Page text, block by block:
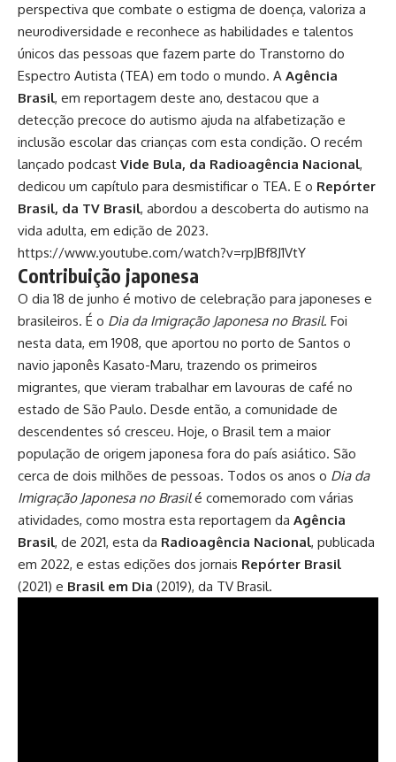
perspectiva que combate o estigma de doença, valoriza a
neurodiversidade e reconhece as habilidades e talentos
únicos das pessoas que fazem parte do Transtorno do
Espectro Autista (TEA) em todo o mundo. A Agência
Brasil, em reportagem deste ano, destacou que a
detecção precoce do autismo ajuda na alfabetização e
inclusão escolar das crianças com esta condição. O recém
lançado podcast Vide Bula, da Radioagência Nacional,
dedicou um capítulo para desmistificar o TEA. E o Repórter
Brasil, da TV Brasil, abordou a descoberta do autismo na
vida adulta, em edição de 2023.
https://www.youtube.com/watch?v=rpJBf8J1VtY
Contribuição japonesa
O dia 18 de junho é motivo de celebração para japoneses e
brasileiros. É o Dia da Imigração Japonesa no Brasil. Foi
nesta data, em 1908, que aportou no porto de Santos o
navio japonês Kasato-Maru, trazendo os primeiros
migrantes, que vieram trabalhar em lavouras de café no
estado de São Paulo. Desde então, a comunidade de
descendentes só cresceu. Hoje, o Brasil tem a maior
população de origem japonesa fora do país asiático. São
cerca de dois milhões de pessoas. Todos os anos o Dia da
Imigração Japonesa no Brasilé comemorado com várias
atividades, como mostra esta reportagem da Agência
Brasil, de 2021, esta da Radioagência Nacional, publicada
em 2022, e estas edições dos jornais Repórter Brasil
(2021) e Brasil em Dia (2019), da TV Brasil.